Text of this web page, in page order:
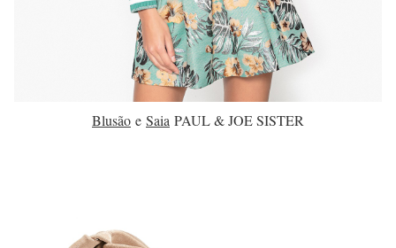
Blusão e Saia PAUL & JOE SISTER